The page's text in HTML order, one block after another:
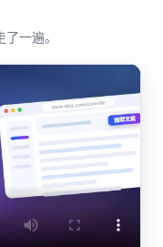
一遍。